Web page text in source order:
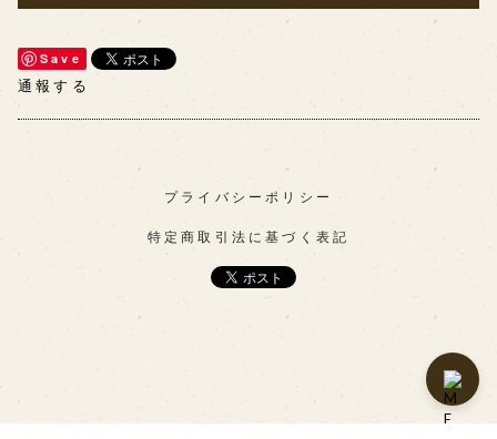
Save
通報する
プライバシーポリシー
特定商取引法に基づく表記